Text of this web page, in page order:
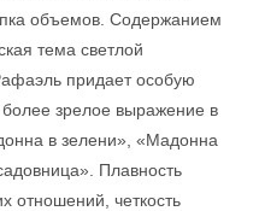
объемов. Содержанием
тема светлой
придает особую
зрелое выражение в
в зелени», «Мадонна
Плавность
отношений, четкость